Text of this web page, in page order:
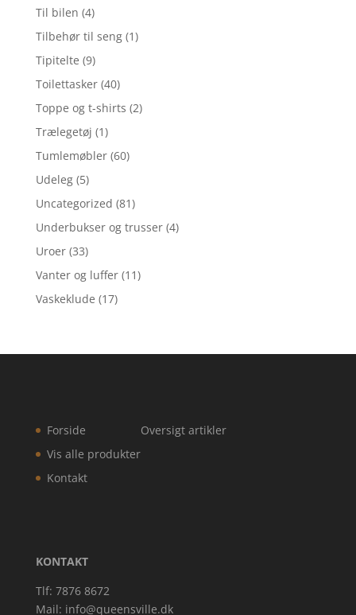
Til bilen (4)
Tilbehør til seng (1)
Tipitelte (9)
Toilettasker (40)
Toppe og t-shirts (2)
Trælegetøj (1)
Tumlemøbler (60)
Udeleg (5)
Uncategorized (81)
Underbukser og trusser (4)
Uroer (33)
Vanter og luffer (11)
Vaskeklude (17)
Forside
Vis alle produkter
Kontakt
Oversigt artikler
KONTAKT
Tlf: 7876 8672
Mail: info@queensville.dk